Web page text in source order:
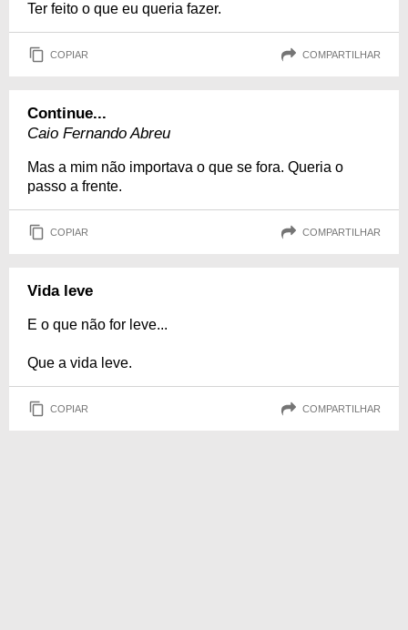
Ter feito o que eu queria fazer.
COPIAR COMPARTILHAR
Continue...
Caio Fernando Abreu
Mas a mim não importava o que se fora. Queria o
passo a frente.
COPIAR COMPARTILHAR
Vida leve
E o que não for leve...
Que a vida leve.
COPIAR COMPARTILHAR